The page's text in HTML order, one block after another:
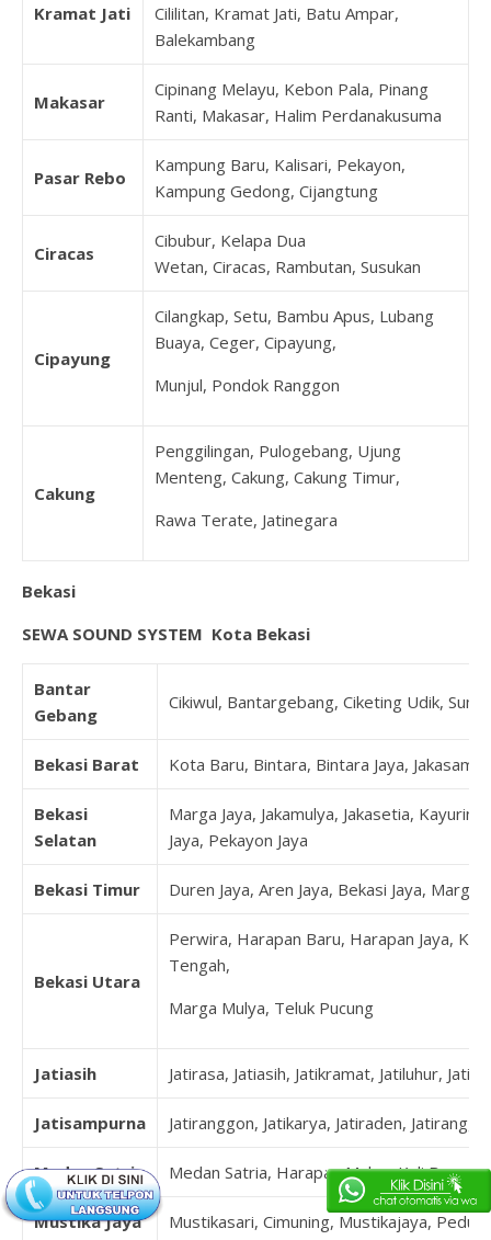
Kramat Jati
Cililitan, Kramat Jati, Batu Ampar,
Balekambang
Makasar
Cipinang Melayu, Kebon Pala, Pinang
Ranti, Makasar, Halim Perdanakusuma
Pasar Rebo
Kampung Baru, Kalisari, Pekayon,
Kampung Gedong, Cijangtung
Ciracas
Cibubur, Kelapa Dua
Wetan, Ciracas, Rambutan, Susukan
Cipayung
Cilangkap, Setu, Bambu Apus, Lubang
Buaya, Ceger, Cipayung,
Munjul, Pondok Ranggon
Cakung
Penggilingan, Pulogebang, Ujung
Menteng, Cakung, Cakung Timur,
Rawa Terate, Jatinegara
Bekasi
SEWA SOUND SYSTEM Kota Bekasi
Bantar
Gebang
Cikiwul, Bantargebang, Ciketing Udik,
Bekasi Barat Kota Baru, Bintara, Bintara Jaya,
Bekasi
Selatan
Marga Jaya, Jakamulya, Jakasetia,
Jaya, Pekayon Jaya
Bekasi Timur Duren Jaya, Aren Jaya, Bekasi Jaya,
Bekasi Utara
Perwira, Harapan Baru, Harapan Jaya,
Tengah,
Marga Mulya, Teluk Pucung
Jatiasih Jatirasa, Jatiasih, Jatikramat, Jatiluhur,
Jatisampurna Jatiranggon, Jatikarya, Jatiraden,
Medan Satria Medan Satria, Harapan Mulya, Kali Baru,
Mustika Jaya Mustikasari, Cimuning, Mustikajaya,